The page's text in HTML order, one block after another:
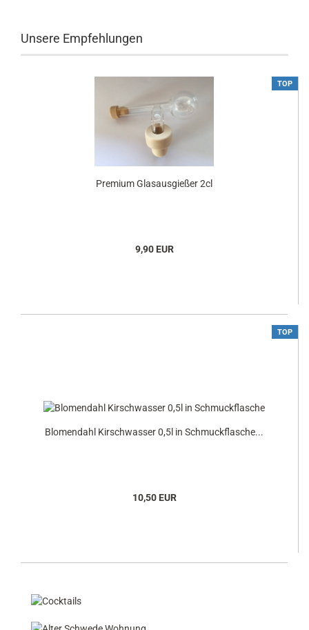
Unsere Empfehlungen
TOP
Premium Glasausgießer 2cl
9,90 EUR
TOP
Blomendahl Kirschwasser 0,5l in Schmuckflasche...
10,50 EUR